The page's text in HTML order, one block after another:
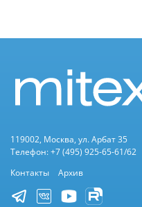
119002, Москва, ул. Арбат 35
Телефон: +7 (495) 925-65-61/62
Контакты
Архив